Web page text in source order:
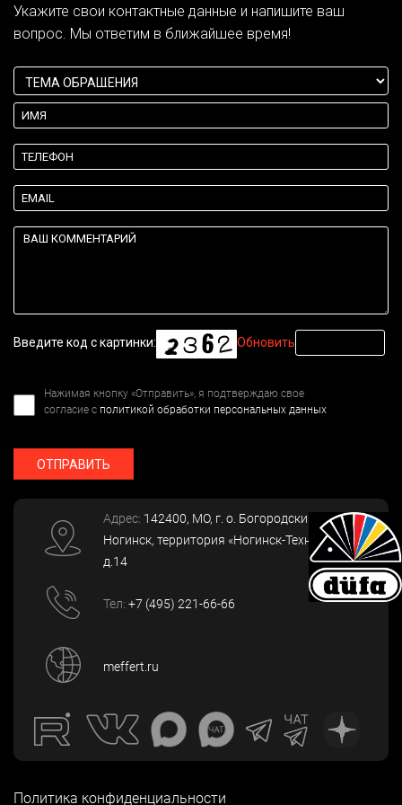
Укажите свои контактные данные и напишите ваш
вопрос. Мы ответим в ближайшее время!
Введите код с картинки: Обновить
Нажимая кнопку «Отправить», я подтверждаю свое
согласие с политикой обработки персональных данных
ОТПРАВИТЬ
Адрес: 142400, МО, г. о. Богородский, г.
Ногинск, территория «Ногинск-Технопарк»,
д.14
Тел: +7 (495) 221-66-66
meffert.ru
Политика конфиденциальности